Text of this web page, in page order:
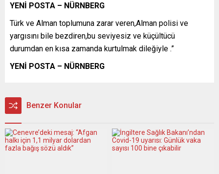
YENİ POSTA – NÜRNBERG
Türk ve Alman toplumuna zarar veren,Alman polisi ve
yargısını bile bezdiren,bu seviyesiz ve küçültücü
durumdan en kısa zamanda kurtulmak dileğiyle .”
YENİ POSTA – NÜRNBERG
Benzer Konular